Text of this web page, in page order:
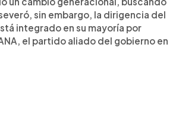
sin embargo, la dirigencia del
integrado en su mayoría por
el partido aliado del gobierno en